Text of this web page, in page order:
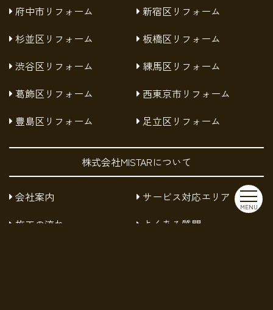
MENU
府中市リフォーム
新宿区リフォーム
杉並区リフォーム
板橋区リフォーム
渋谷区リフォーム
練馬区リフォーム
葛飾区リフォーム
西東京市リフォーム
豊島区リフォーム
足立区リフォーム
株式会社MISTARについて
会社案内
サービス対応エリア
施工の流れ
よくある質問